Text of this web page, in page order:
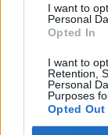
I want to
Personal
Opted In
I want to
Retention,
Personal
Purposes
Opted Out
Ανάλογες
μειώσουν τις
του παχέος
Τρώτε
Χάστε
Tρώτε
βιταμίνη